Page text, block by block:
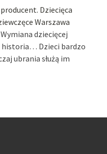
Dziecięca
Warszawa
dziecięcej
historia… Dzieci bardzo
ubrania służą im